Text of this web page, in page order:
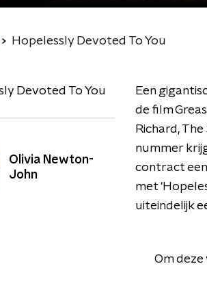
Hopelessly Devoted To You
Olivia Newton-
John
Een
de film
Richard,
nummer
contract
met
uiteindelijk
Om